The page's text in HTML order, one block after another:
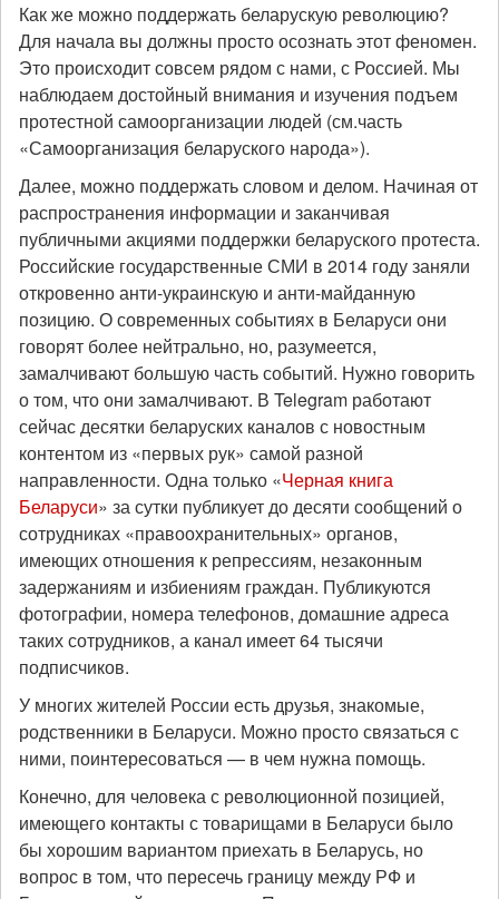
Как же можно поддержать беларускую революцию?
Для начала вы должны просто осознать этот феномен.
Это происходит совсем рядом с нами, с Россией. Мы
наблюдаем достойный внимания и изучения подъем
протестной самоорганизации людей (см.часть
«Самоорганизация беларуского народа»).
Далее, можно поддержать словом и делом. Начиная от
распространения информации и заканчивая
публичными акциями поддержки беларуского протеста.
Российские государственные СМИ в 2014 году заняли
откровенно анти-украинскую и анти-майданную
позицию. О современных событиях в Беларуси они
говорят более нейтрально, но, разумеется,
замалчивают большую часть событий. Нужно говорить
о том, что они замалчивают. В Telegram работают
сейчас десятки беларуских каналов с новостным
контентом из «первых рук» самой разной
направленности. Одна только «Черная книга
Беларуси» за сутки публикует до десяти сообщений о
сотрудниках «правоохранительных» органов,
имеющих отношения к репрессиям, незаконным
задержаниям и избиениям граждан. Публикуются
фотографии, номера телефонов, домашние адреса
таких сотрудников, а канал имеет 64 тысячи
подписчиков.
У многих жителей России есть друзья, знакомые,
родственники в Беларуси. Можно просто связаться с
ними, поинтересоваться — в чем нужна помощь.
Конечно, для человека с революционной позицией,
имеющего контакты с товарищами в Беларуси было
бы хорошим вариантом приехать в Беларусь, но
вопрос в том, что пересечь границу между РФ и